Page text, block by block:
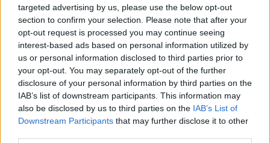
targeted advertising by us, please use the below opt-out
section to confirm your selection. Please note that after your
opt-out request is processed you may continue seeing
interest-based ads based on personal information utilized by
us or personal information disclosed to third parties prior to
your opt-out. You may separately opt-out of the further
disclosure of your personal information by third parties on the
IAB’s list of downstream participants. This information may
also be disclosed by us to third parties on the IAB’s List of
Downstream Participants that may further disclose it to other
Cardfight!! Vanguard collabora con Persona per
festeggiare il trentesimo anniversario
16/06/2026